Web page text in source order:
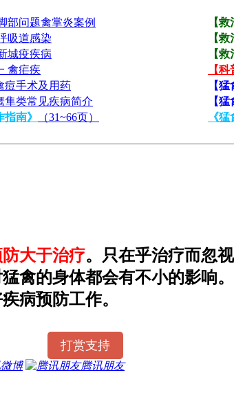
部问题禽掌炎案例 【救
吸道感染 【救
城疫疾病 【救
禽疟疾
【
痘手术及用药 【猛
隼类常见疾病简介 【猛
指南》 （31~66页） 《
大于治疗。只在乎治疗而忽
禽的身体都会有不小的影响
病预防工作。
打赏支持
博
腾讯朋友